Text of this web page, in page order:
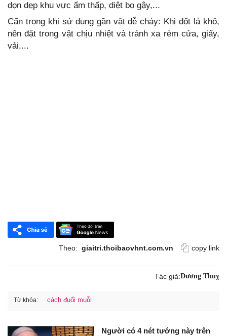
dọn dẹp khu vực ẩm thấp, diệt bọ gậy,...
Cẩn trọng khi sử dụng gần vật dễ cháy: Khi đốt lá khô,
nên đặt trong vật chịu nhiệt và tránh xa rèm cửa, giấy,
vải,...
Theo: giaitri.thoibaovhnt.com.vn copy link
Tác giả:Dương Thuỵ
Từ khóa: cách đuổi muỗi
Người có 4 nét tướng này trên